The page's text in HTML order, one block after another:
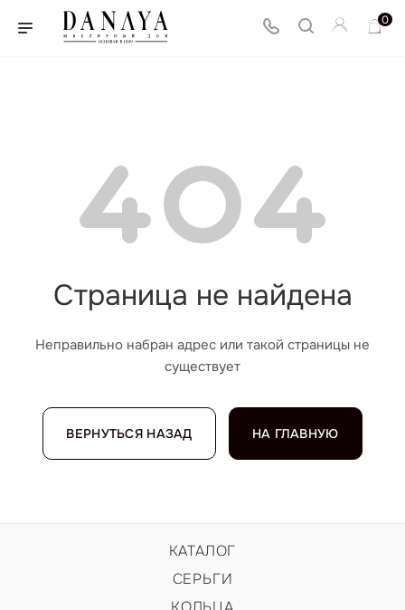
0
Страница не найдена
Неправильно набран адрес или такой страницы не
существует
ВЕРНУТЬСЯ НАЗАД НА ГЛАВНУЮ
КАТАЛОГ
СЕРЬГИ